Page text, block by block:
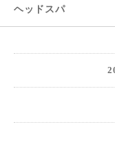
ヘッドスパ